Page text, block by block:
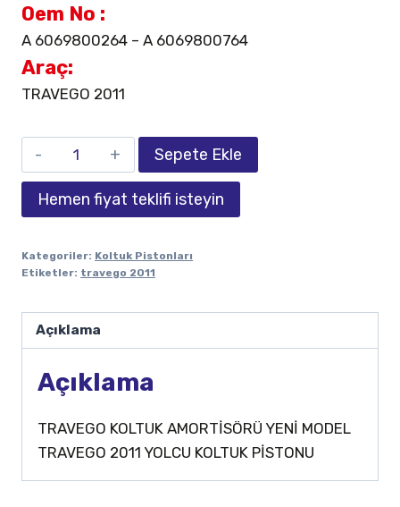
Oem No :
A 6069800264 – A 6069800764
Araç:
TRAVEGO 2011
Sepete Ekle
Hemen fiyat teklifi isteyin
Kategoriler: Koltuk Pistonları
Etiketler: travego 2011
Açıklama
Açıklama
TRAVEGO KOLTUK AMORTİSÖRÜ YENİ MODEL
TRAVEGO 2011 YOLCU KOLTUK PİSTONU